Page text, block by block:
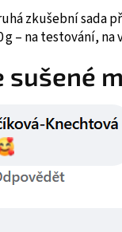
zkušební sada
g – na testování,
sušené